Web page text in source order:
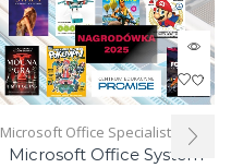
Microsoft Office Specialist - MOS
Microsoft Office System